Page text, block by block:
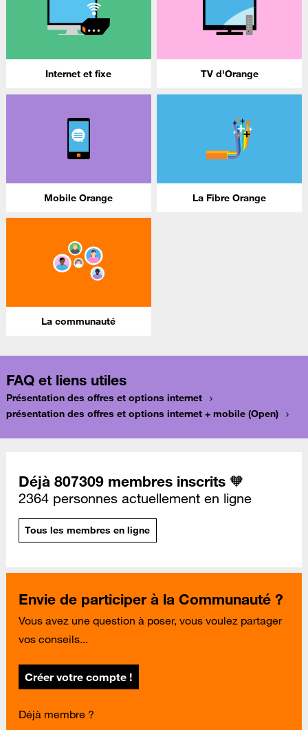
Internet et fixe TV d'Orange
Mobile Orange La Fibre Orange
La communauté
FAQ et liens utiles
Présentation des offres et options internet
présentation des offres et options internet + mobile (Open)
Déjà 807309 membres inscrits 🧡
2364 personnes actuellement en ligne
Tous les membres en ligne
Envie de participer à la Communauté ?
Vous avez une question à poser, vous voulez partager
vos conseils...
Créer votre compte !
Déjà membre ?